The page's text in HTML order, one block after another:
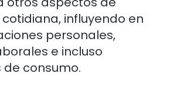
influyendo en
personales,
e incluso
consumo.